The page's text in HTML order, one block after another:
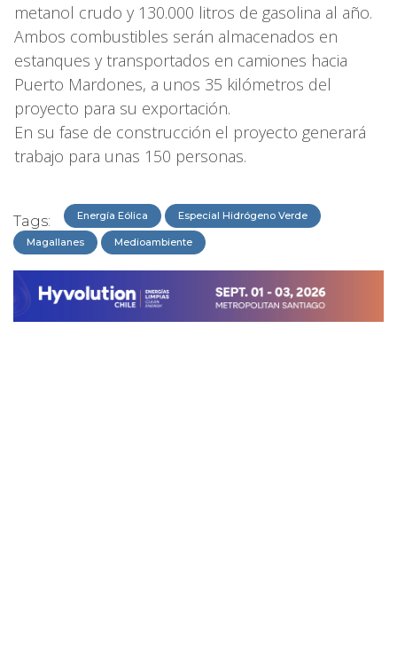
metanol crudo y 130.000 litros de gasolina al año.
Ambos combustibles serán almacenados en
estanques y transportados en camiones hacia
Puerto Mardones, a unos 35 kilómetros del
proyecto para su exportación.
En su fase de construcción el proyecto generará
trabajo para unas 150 personas.
Tags: Energía Eólica Especial Hidrógeno Verde
Magallanes Medioambiente